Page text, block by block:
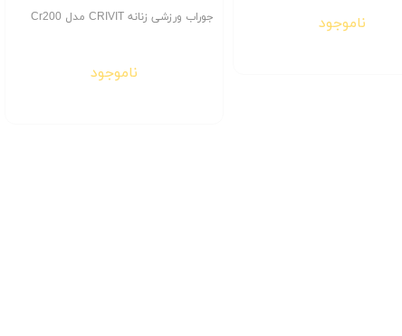
ناموجود جوراب ورزشی زنانه CRIVIT مدل Cr200
ناموجود